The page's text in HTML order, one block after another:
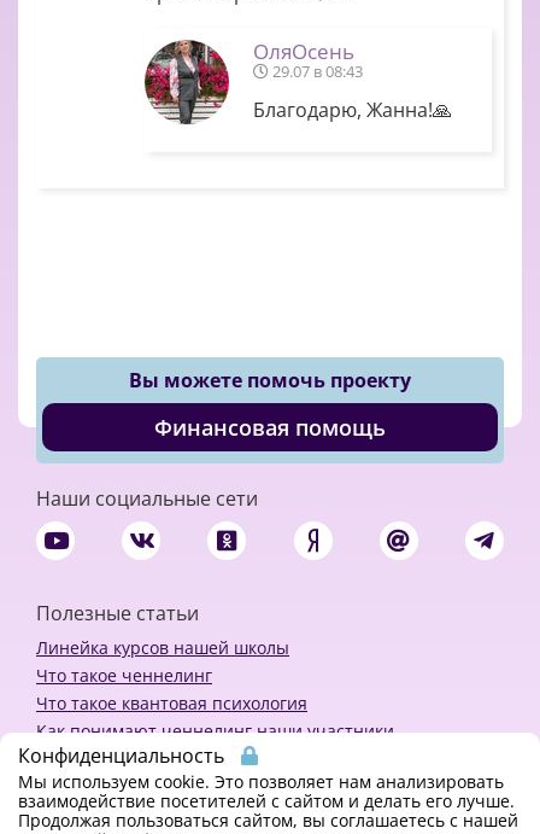
ОляОсень
29.07 в 08:43
Благодарю, Жанна!🙏
Вы можете помочь проекту
Финансовая помощь
Наши социальные сети
Полезные статьи
Линейка курсов нашей школы
Что такое ченнелинг
Что такое квантовая психология
Как понимают ченнелинг наши участники
Политика конфиденциальности
Конфиденциальность
Мы используем cookie. Это позволяет нам анализировать
взаимодействие посетителей с сайтом и делать его лучше.
Продолжая пользоваться сайтом, вы соглашаетесь с нашей